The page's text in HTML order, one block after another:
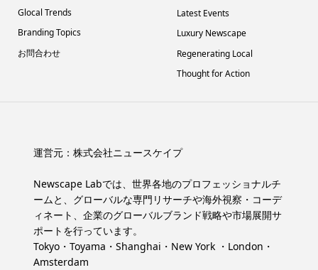
Glocal Trends
Branding Topics
お問合わせ
Latest Events
Luxury Newscape
Regenerating Local
Thought for Action
運営元： 株式会社ニュースケイプ
Newscape Labでは、世界各地のプロフェッショナルチ
ームと、グローバルな専門リサーチや海外視察・コーデ
ィネート、企業のグローバルブランド戦略や市場展開サ
ポートを行っています。
Tokyo・Toyama・Shanghai・New York ・London・
Amsterdam